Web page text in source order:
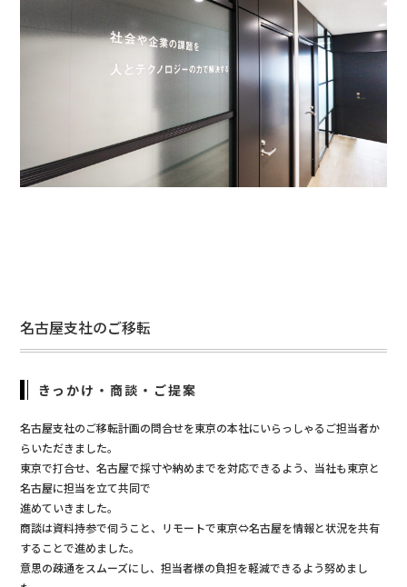
名古屋支社のご移転
きっかけ・商談・ご提案
名古屋支社のご移転計画の問合せを東京の本社にいらっしゃるご担当者か
らいただきました。
東京で打合せ、名古屋で採寸や納めまでを対応できるよう、当社も東京と
名古屋に担当を立て共同で
進めていきました。
商談は資料持参で伺うこと、リモートで東京⇔名古屋を情報と状況を共有
することで進めました。
意思の疎通をスムーズにし、担当者様の負担を軽減できるよう努めまし